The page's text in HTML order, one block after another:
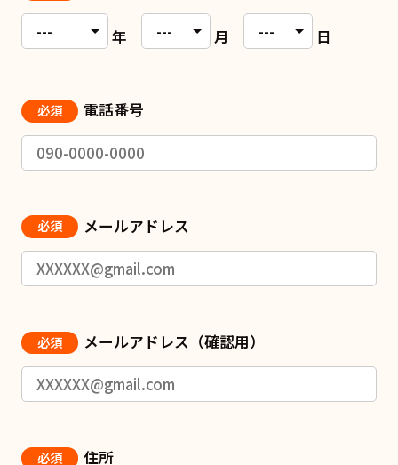
年 月 日
必須 電話番号
必須 メールアドレス
必須 メールアドレス（確認用）
必須 住所